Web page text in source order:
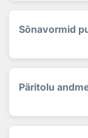
Sõnavormid
Päritolu